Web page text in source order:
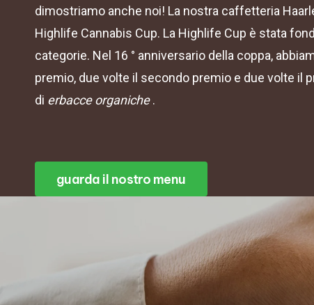
dimostriamo anche noi! La nostra caffetteria
Highlife Cannabis Cup. La Highlife Cup è stata
categorie. Nel 16 ° anniversario della coppa,
premio, due volte il secondo premio e due volte il
di erbacce organiche.
guarda il nostro menu